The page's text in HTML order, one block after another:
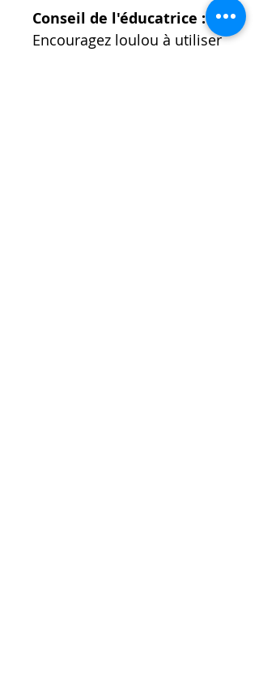
Conseil de l'éducatrice :
Encouragez loulou à utiliser